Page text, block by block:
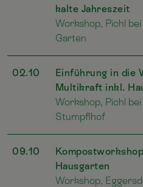
kalte Jahreszeit
Workshop, Pichl
Garten
02.10
Einführung in die
Multikraft inkl.
Workshop, Pichl bei
Stumpflhof
09.10
Hausgarten
Workshop,